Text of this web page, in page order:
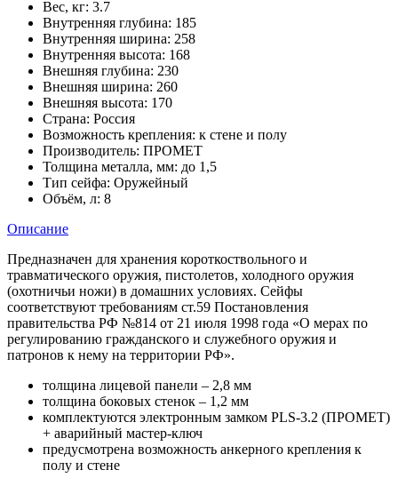
Вес, кг: 3.7
Внутренняя глубина: 185
Внутренняя ширина: 258
Внутренняя высота: 168
Внешняя глубина: 230
Внешняя ширина: 260
Внешняя высота: 170
Страна: Россия
Возможность крепления: к стене и полу
Производитель: ПРОМЕТ
Толщина металла, мм: до 1,5
Тип сейфа: Оружейный
Объём, л: 8
Описание
Предназначен для хранения короткоствольного и
травматического оружия, пистолетов, холодного оружия
(охотничьи ножи) в домашних условиях. Сейфы
соответствуют требованиям ст.59 Постановления
правительства РФ №814 от 21 июля 1998 года «О мерах по
регулированию гражданского и служебного оружия и
патронов к нему на территории РФ».
толщина лицевой панели – 2,8 мм
толщина боковых стенок – 1,2 мм
комплектуются электронным замком PLS-3.2 (ПРОМЕТ)
+ аварийный мастер-ключ
предусмотрена возможность анкерного крепления к
полу и стене